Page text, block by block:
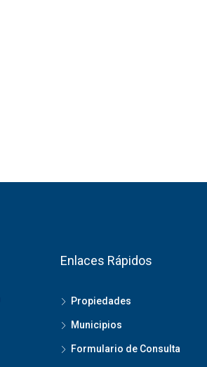
Enlaces Rápidos
Propiedades
Municipios
Formulario de Consulta